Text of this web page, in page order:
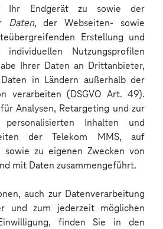
Ihr Endgerät zu sowie der
Daten, der Webseiten- sowie
Erstellung und
Nutzungsprofilen
Ihrer Daten an Drittanbieter,
in Ländern außerhalb der
verarbeiten (DSGVO Art. 49).
Analysen, Retargeting und zur
Inhalten und
der Telekom MMS, auf
sowie zu eigenen Zwecken von
mit Daten zusammengeführt.
auch zur Datenverarbeitung
und zum jederzeit möglichen
finden Sie in den
unsere
eine Auswahl: